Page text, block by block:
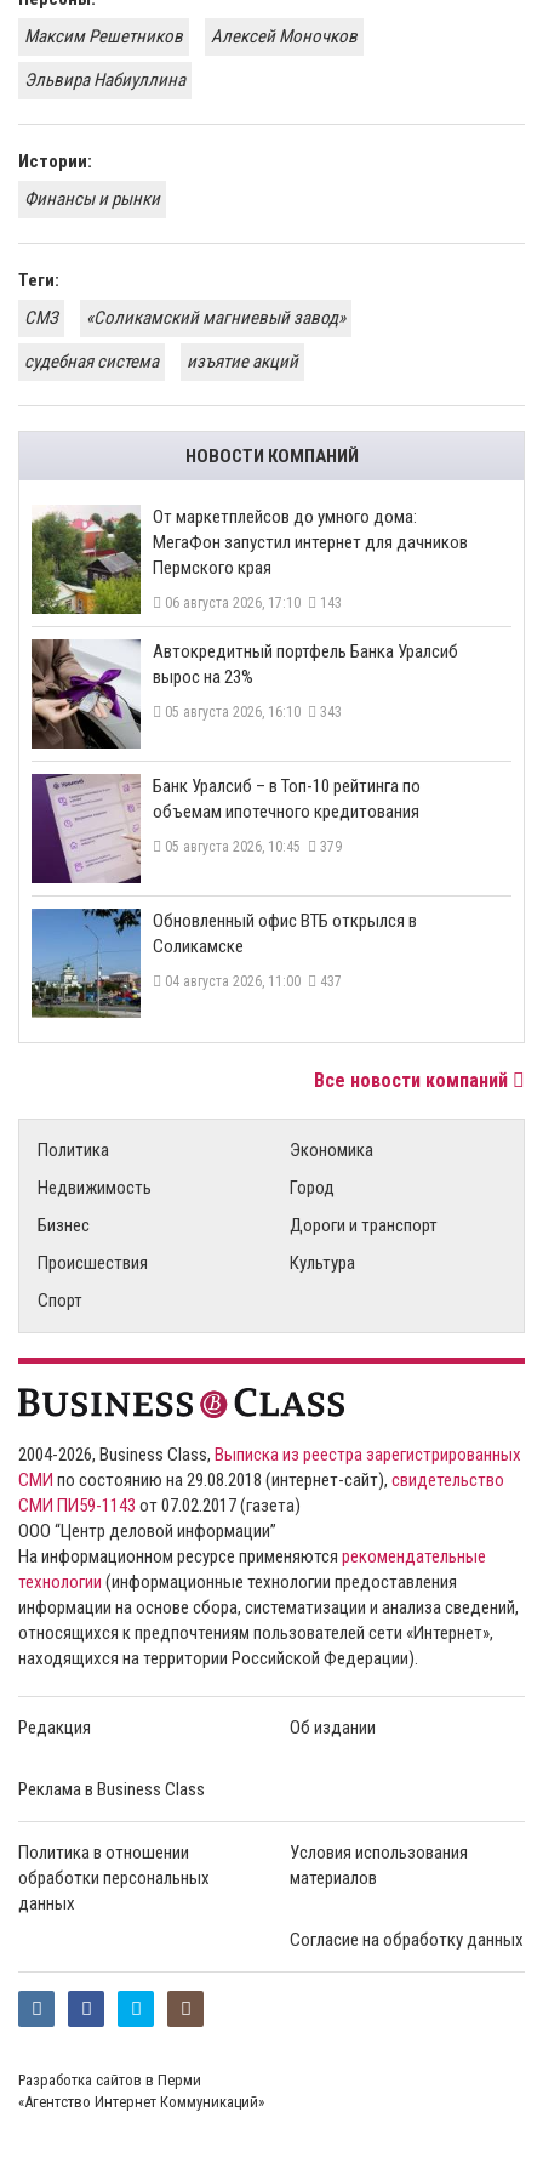
Максим Решетников
Алексей Моночков
Эльвира Набиуллина
Истории:
​Финансы и рынки
Теги:
СМЗ
«Соликамский магниевый завод»
судебная система
изъятие акций
НОВОСТИ КОМПАНИЙ
От маркетплейсов до умного дома:
МегаФон запустил интернет для дачников
Пермского края
06 августа 2026, 17:10 143
​Автокредитный портфель Банка Уралсиб
вырос на 23%
05 августа 2026, 16:10 343
​Банк Уралсиб – в Топ-10 рейтинга по
объемам ипотечного кредитования
05 августа 2026, 10:45 379
​Обновленный офис ВТБ открылся в
Соликамске
04 августа 2026, 11:00 437
Все новости компаний
Политика
Экономика
Недвижимость
Город
Бизнес
Дороги и транспорт
Происшествия
Культура
Спорт
2004-2026, Business Class, Выписка из реестра зарегистрированных
СМИ по состоянию на 29.08.2018 (интернет-сайт), свидетельство
СМИ ПИ59-1143 от 07.02.2017 (газета)
ООО “Центр деловой информации”
На информационном ресурсе применяются рекомендательные
технологии (информационные технологии предоставления
информации на основе сбора, систематизации и анализа сведений,
относящихся к предпочтениям пользователей сети «Интернет»,
находящихся на территории Российской Федерации).
Редакция Об издании
Реклама в Business Class
Политика в отношении
обработки персональных
данных
Условия использования
материалов
Согласие на обработку данных
Разработка сайтов в Перми
«Агентство Интернет Коммуникаций»